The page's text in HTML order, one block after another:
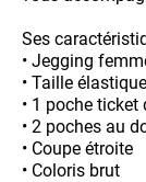
Ses
• Jegging
• Taille élastique
• 1 poche ticket
• 2 poches au
• Coupe étroite
• Coloris brut